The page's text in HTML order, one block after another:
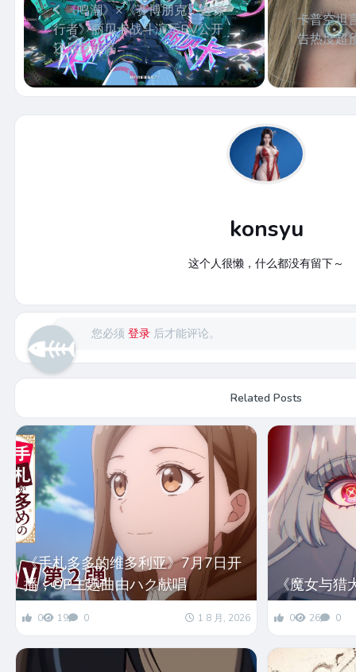
《鸣潮》×《赛博朋克：边缘
行者》丽贝卡战斗演示PV公开
还原度超高
卡普空坦
告热度超
konsyu
这个人很懒，什么都没有留下～
您必须登录 后才能评论。
Related Posts
《手札多多的维多利亚》7月7日开
播，OP主题曲由ハク献唱
0 19 0 1 8 月, 2026
《魔女与猎
0 26 0